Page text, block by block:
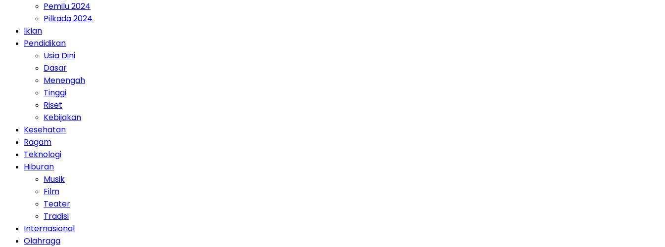
Pemilu 2024
Pilkada 2024
Iklan
Pendidikan
Usia Dini
Dasar
Menengah
Tinggi
Riset
Kebijakan
Kesehatan
Ragam
Teknologi
Hiburan
Musik
Film
Teater
Tradisi
Internasional
Olahraga